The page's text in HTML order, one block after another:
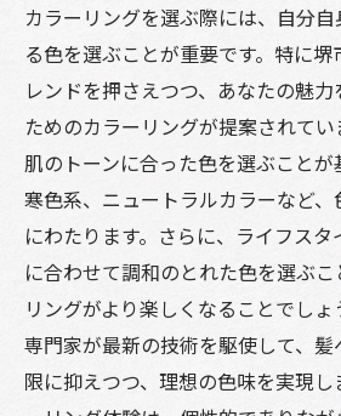
カラーリングを選ぶ際には、自分
る色を選ぶことが重要です。特に
レンドを押さえつつ、あなたの魅
ためのカラーリングが提案されて
肌のトーンに合った色を選ぶことが
寒色系、ニュートラルカラーなど
にわたります。さらに、ライフス
に合わせて調和のとれた色を選ぶ
リングがより楽しくなることでし
専門家が最新の技術を駆使して、
限に抑えつつ、理想の色味を実現し